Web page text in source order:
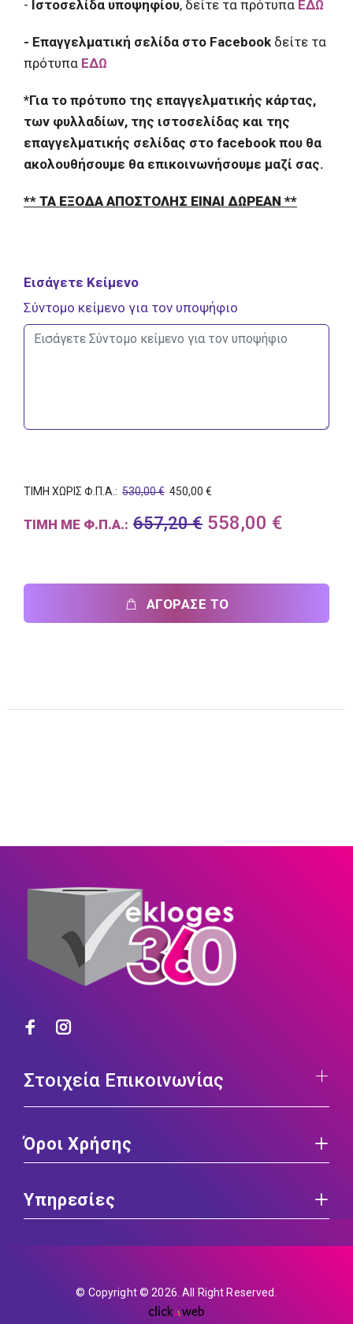
- Ιστοσελίδα υποψηφίου, δείτε τα πρότυπα ΕΔΩ
- Επαγγελματική σελίδα στο Facebook δείτε τα
πρότυπα ΕΔΩ
*Για το πρότυπο της επαγγελματικής κάρτας,
των φυλλαδίων, της ιστοσελίδας και της
επαγγελματικής σελίδας στο facebook που θα
ακολουθήσουμε θα επικοινωνήσουμε μαζί σας.
** ΤΑ ΕΞΟΔΑ ΑΠΟΣΤΟΛΗΣ ΕΙΝΑΙ ΔΩΡΕΑΝ **
Εισάγετε Κείμενο
Σύντομο κείμενο για τον υποψήφιο
ΤΙΜΗ ΧΩΡΙΣ Φ.Π.Α.: 530,00 € 450,00 €
ΤΙΜΗ ΜΕ Φ.Π.Α.: 657,20 € 558,00 €
ΑΓΟΡΑΣΕ ΤΟ
Στοιχεία Επικοινωνίας
Όροι Χρήσης
Υπηρεσίες
© Copyright © 2026. All Right Reserved.